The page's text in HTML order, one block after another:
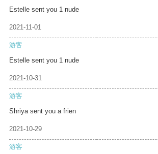
Estelle sent you 1 nude
2021-11-01
游客
Estelle sent you 1 nude
2021-10-31
游客
Shriya sent you a frien
2021-10-29
游客